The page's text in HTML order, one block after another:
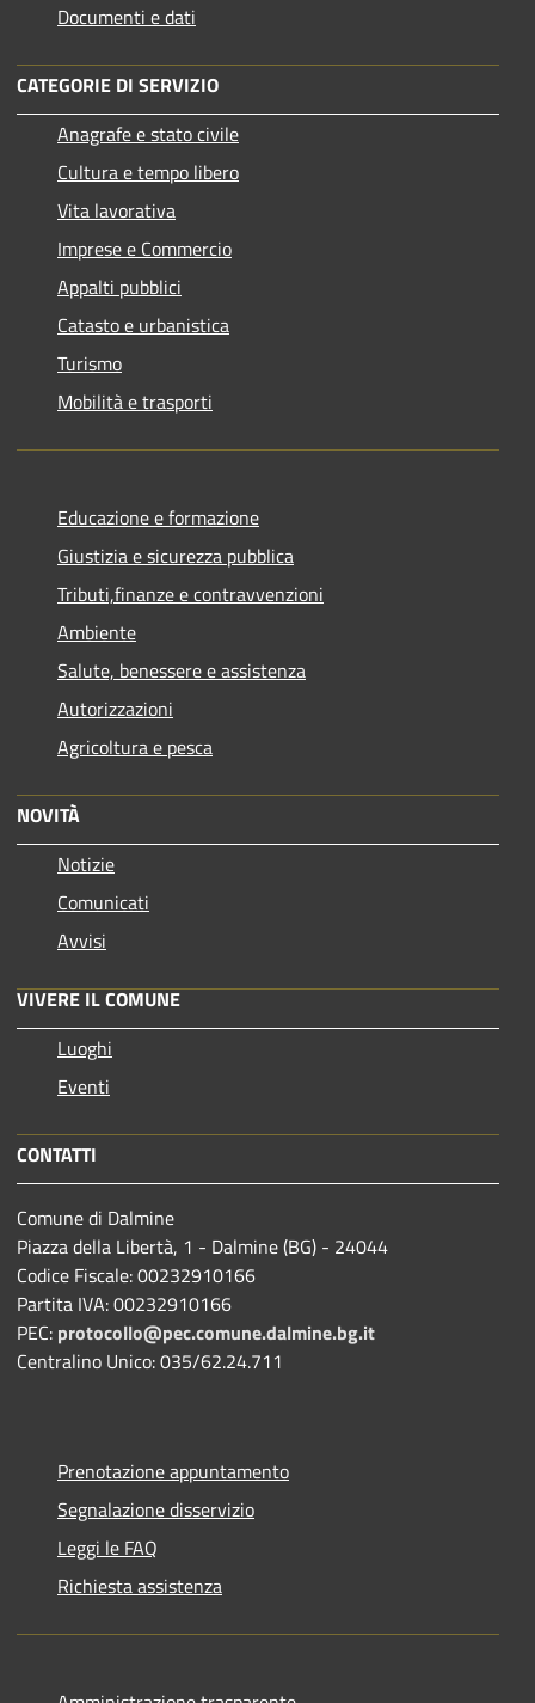
Documenti e dati
CATEGORIE DI SERVIZIO
Anagrafe e stato civile
Cultura e tempo libero
Vita lavorativa
Imprese e Commercio
Appalti pubblici
Catasto e urbanistica
Turismo
Mobilità e trasporti
Educazione e formazione
Giustizia e sicurezza pubblica
Tributi,finanze e contravvenzioni
Ambiente
Salute, benessere e assistenza
Autorizzazioni
Agricoltura e pesca
NOVITÀ
Notizie
Comunicati
Avvisi
VIVERE IL COMUNE
Luoghi
Eventi
CONTATTI
Comune di Dalmine
Piazza della Libertà, 1 - Dalmine (BG) - 24044
Codice Fiscale: 00232910166
Partita IVA: 00232910166
PEC: protocollo@pec.comune.dalmine.bg.it
Centralino Unico: 035/62.24.711
Prenotazione appuntamento
Segnalazione disservizio
Leggi le FAQ
Richiesta assistenza